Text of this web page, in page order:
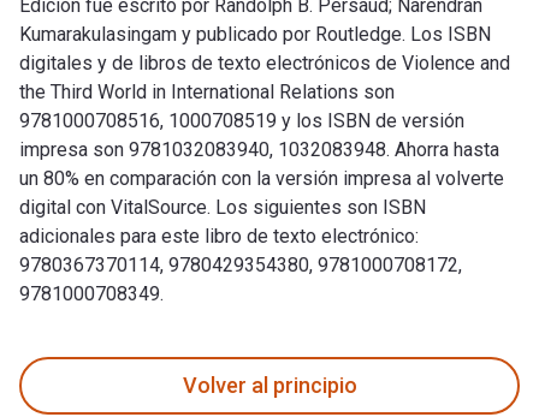
Edición fue escrito por Randolph B. Persaud; ‎Narendran
Kumarakulasingam y publicado por Routledge. Los ISBN
digitales y de libros de texto electrónicos de Violence and
the Third World in International Relations son
9781000708516, 1000708519 y los ISBN de versión
impresa son 9781032083940, 1032083948. Ahorra hasta
un 80% en comparación con la versión impresa al volverte
digital con VitalSource. Los siguientes son ISBN
adicionales para este libro de texto electrónico:
9780367370114, 9780429354380, 9781000708172,
9781000708349.
Volver al principio